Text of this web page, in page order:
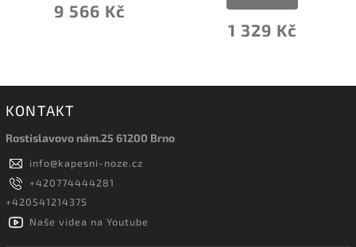
9 566 Kč
1 329 Kč
KONTAKT
Rostislavovo nám.25 61200 Brno
info@kapesni-noze.cz
+420774444281
+420541214375
Naše videa na Youtube